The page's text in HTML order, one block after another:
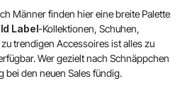
Männer finden hier eine breite Palette
Label-Kollektionen, Schuhen,
trendigen Accessoires ist alles zu
Wer gezielt nach Schnäppchen
den neuen Sales fündig.